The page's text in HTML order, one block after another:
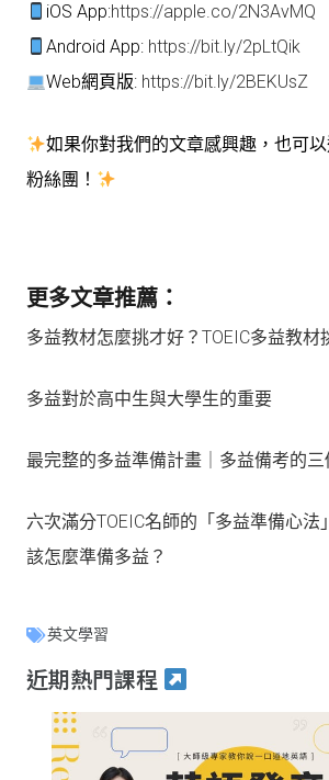
iOS App:https://apple.co/2N3AvMQ
Android App: https://bit.ly/2pLtQik
Web網頁版: https://bit.ly/2BEKUsZ
如果你對我們的文章感興趣，也可以
粉絲團！
更多文章推薦：
多益教材怎麼挑才好？TOEIC多益教材
多益對於高中生與大學生的重要
最完整的多益準備計畫｜多益備考的
六次滿分TOEIC名師的「多益準備心法
該怎麼準備多益？
英文學習
近期熱門課程